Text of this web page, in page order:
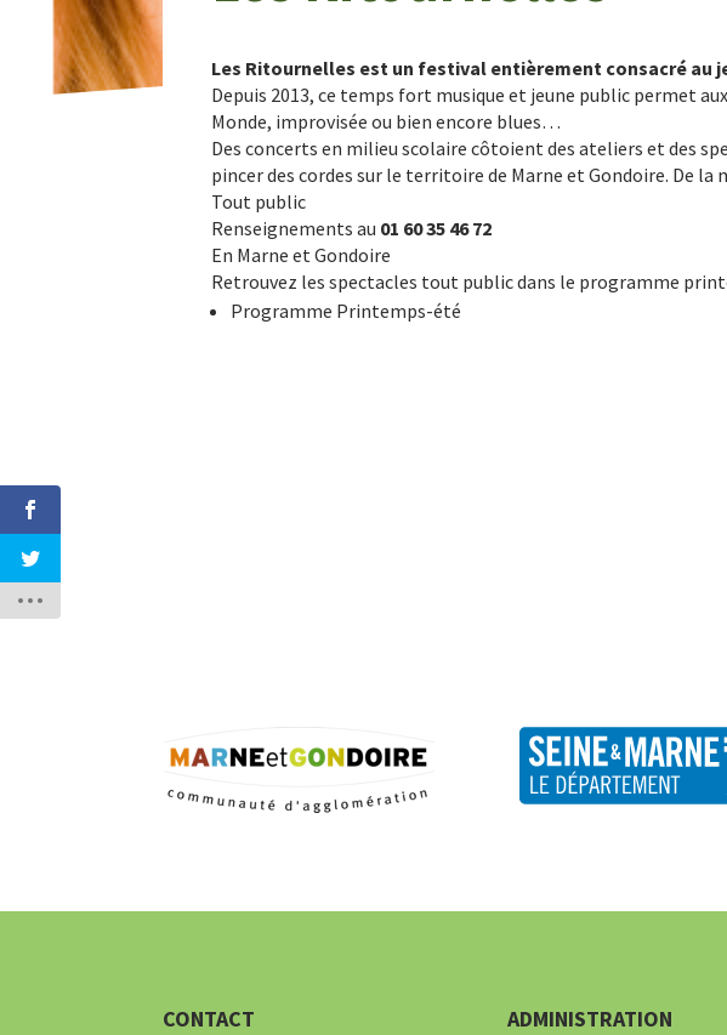
Les Ritournelles est un festival entièrement consacré au
Depuis 2013, ce temps fort musique et jeune public permet
Monde, improvisée ou bien encore blues…
Des concerts en milieu scolaire côtoient des ateliers et des
pincer des cordes sur le territoire de Marne et Gondoire. De
Tout public
Renseignements au 01 60 35 46 72
En Marne et Gondoire
Retrouvez les spectacles tout public dans le programme
Programme Printemps-été
CONTACT ADMINISTRATION